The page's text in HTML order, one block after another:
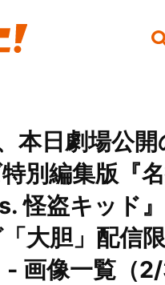
本日劇場公
別編集版『
怪盗キッド
大胆」配信
- 画像一覧（2/